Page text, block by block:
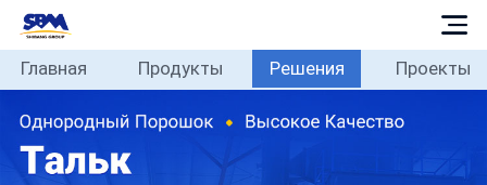
Продукты
Главная Продукты Решения Проекты